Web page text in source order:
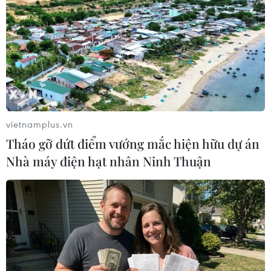
#Olympiad cờ vua 2024 #Lê Quang Liêm
#Kỳ thủ
Hungary
Theo dõi VietnamPlus
TIN LIÊN QUAN
vietnamplus.vn
Tháo gỡ dứt điểm vướng mắc hiện hữu dự án
Nhà máy điện hạt nhân Ninh Thuận